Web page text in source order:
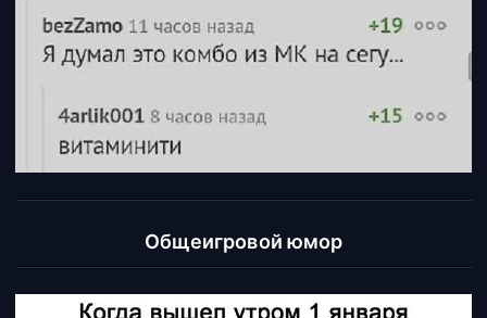
Общеигровой юмор